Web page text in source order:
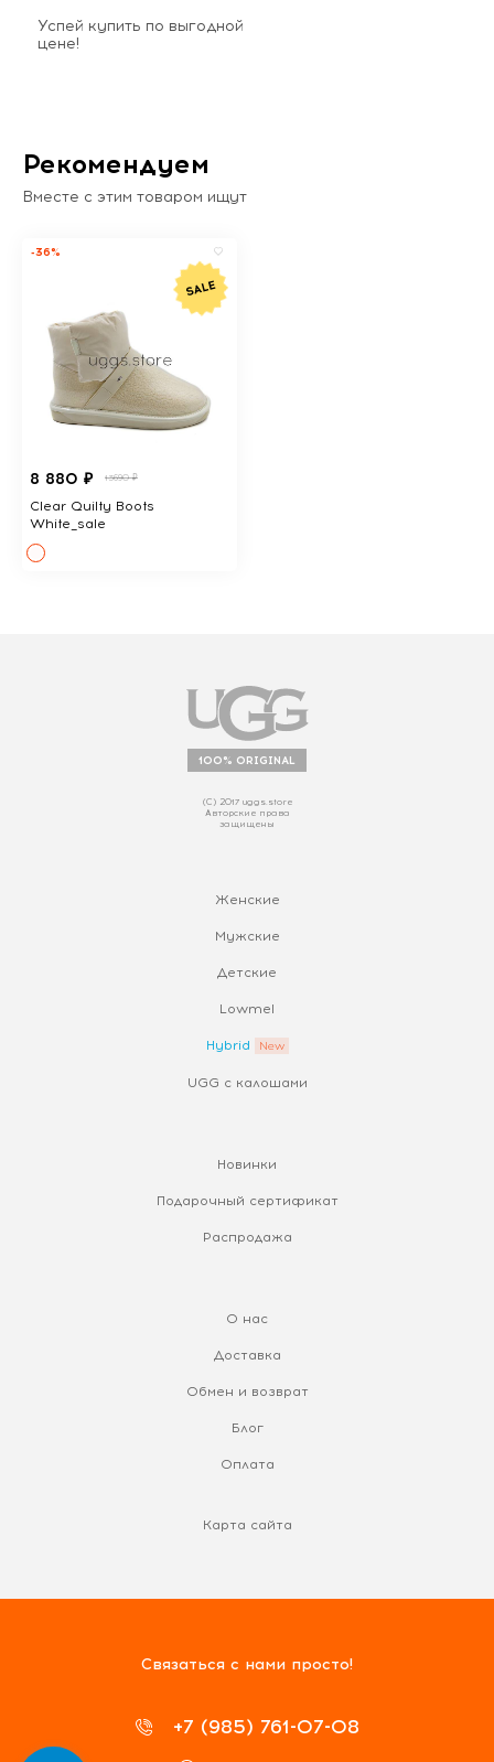
Успей купить по выгодной
цене!
Рекомендуем
Вместе с этим товаром ищут
-36%
8 880 ₽ 13690 ₽
Clear Quilty Boots
White_sale
100% ORIGINAL
(С) 2017 uggs.store
Авторские права
защищены
Женские
Мужские
Детские
Lowmel
Hybrid
UGG с калошами
Новинки
Подарочный сертификат
Распродажа
О нас
Доставка
Обмен и возврат
Блог
Оплата
Карта сайта
Связаться с нами просто!
+7 (985) 761-07-08